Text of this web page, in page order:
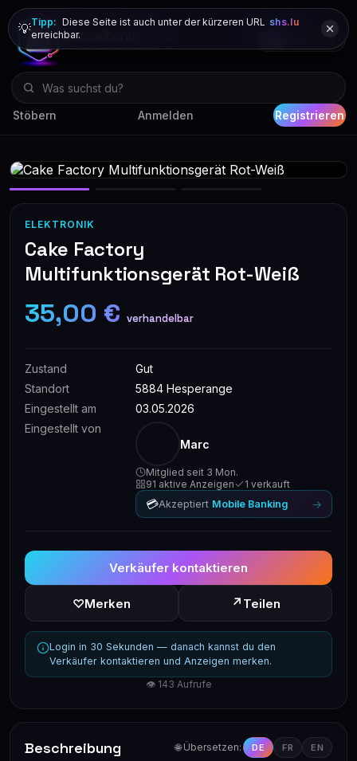
Stöbern Anmelden Registrieren
💡Tipp: Diese Seite ist auch unter der kürzeren URL shs.lu
erreichbar.
ELEKTRONIK
Cake Factory
Multifunktionsgerät Rot-Weiß
35,00 € verhandelbar
Zustand
Gut
Standort
5884 Hesperange
Eingestellt am
03.05.2026
Eingestellt von
Marc
Mitglied seit 3 Mon.
91 aktive Anzeigen
1 verkauft
💳Akzeptiert Mobile Banking →
Verkäufer kontaktieren
♡Merken ↗ Teilen
Login in 30 Sekunden — danach kannst du den
Verkäufer kontaktieren und Anzeigen merken.
👁 143 Aufrufe
Beschreibung 🌐 Übersetzen: DE FR EN